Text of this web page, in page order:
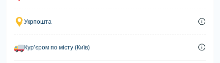
Укрпошта
Курʼєром по місту (Київ)